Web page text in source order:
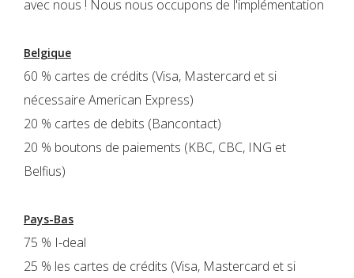
avec nous ! Nous nous occupons de l'implémentation
Belgique
60 % cartes de crédits (Visa, Mastercard et si
nécessaire American Express)
20 % cartes de debits (Bancontact)
20 % boutons de paiements (KBC, CBC, ING et
Belfius)
Pays-Bas
75 % I-deal
25 % les cartes de crédits (Visa, Mastercard et si